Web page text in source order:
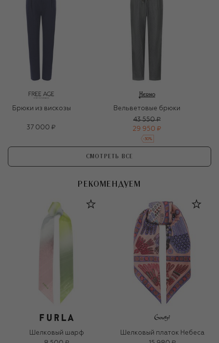
Брюки из вискозы
37 000 ₽
Вельветовые брюки
43 550 ₽
29 950 ₽
-30%
СМОТРЕТЬ ВСЕ
РЕКОМЕНДУЕМ
Шелковый шарф
Шелковый платок Небеса